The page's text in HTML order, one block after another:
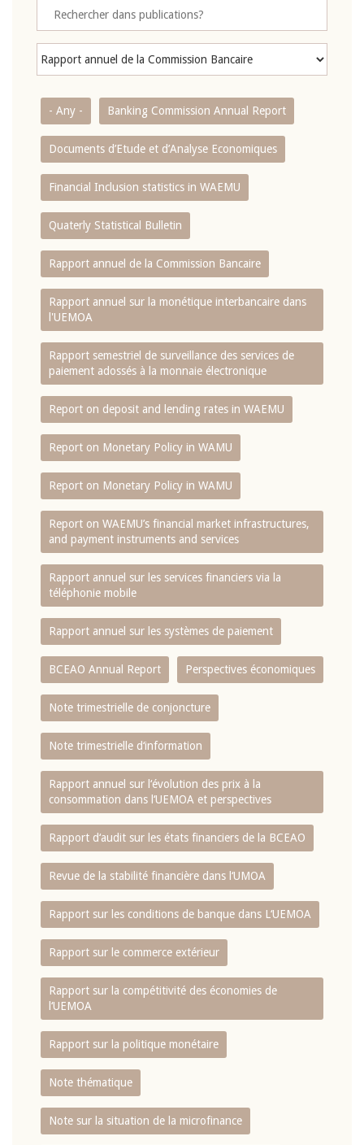
- Any - Banking Commission Annual Report
Documents d’Etude et d’Analyse Economiques
Financial Inclusion statistics in WAEMU
Quaterly Statistical Bulletin
Rapport annuel de la Commission Bancaire
Rapport annuel sur la monétique interbancaire dans
l'UEMOA
Rapport semestriel de surveillance des services de
paiement adossés à la monnaie électronique
Report on deposit and lending rates in WAEMU
Report on Monetary Policy in WAMU
Report on Monetary Policy in WAMU
Report on WAEMU’s financial market infrastructures,
and payment instruments and services
Rapport annuel sur les services financiers via la
téléphonie mobile
Rapport annuel sur les systèmes de paiement
BCEAO Annual Report Perspectives économiques
Note trimestrielle de conjoncture
Note trimestrielle d‘information
Rapport annuel sur l‘évolution des prix à la
consommation dans l‘UEMOA et perspectives
Rapport d‘audit sur les états financiers de la BCEAO
Revue de la stabilité financière dans l‘UMOA
Rapport sur les conditions de banque dans L‘UEMOA
Rapport sur le commerce extérieur
Rapport sur la compétitivité des économies de
l‘UEMOA
Rapport sur la politique monétaire
Note thématique
Note sur la situation de la microfinance